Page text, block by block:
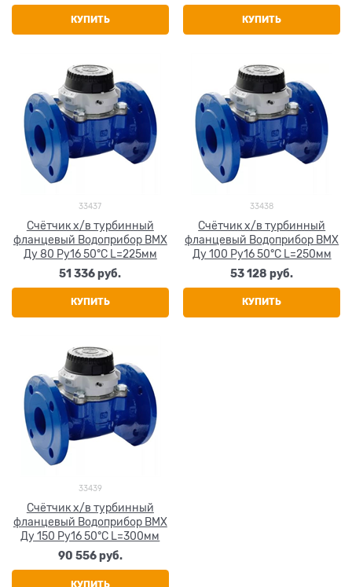
КУПИТЬ КУПИТЬ
33437
Счётчик х/в турбинный
фланцевый Водоприбор ВМХ
Ду 80 Ру16 50°С L=225мм
51 336 руб.
КУПИТЬ
33438
Счётчик х/в турбинный
фланцевый Водоприбор ВМХ
Ду 100 Ру16 50°С L=250мм
53 128 руб.
КУПИТЬ
33439
Счётчик х/в турбинный
фланцевый Водоприбор ВМХ
Ду 150 Ру16 50°С L=300мм
90 556 руб.
КУПИТЬ